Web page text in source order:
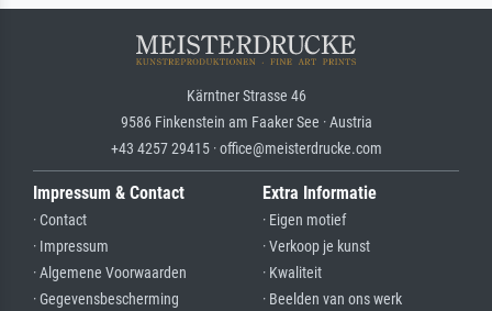
Kärntner Strasse 46
9586 Finkenstein am Faaker See · Austria
+43 4257 29415 · office@meisterdrucke.com
Impressum & Contact
· Contact
· Impressum
· Algemene Voorwaarden
· Gegevensbescherming
Extra Informatie
· Eigen motief
· Verkoop je kunst
· Kwaliteit
· Beelden van ons werk